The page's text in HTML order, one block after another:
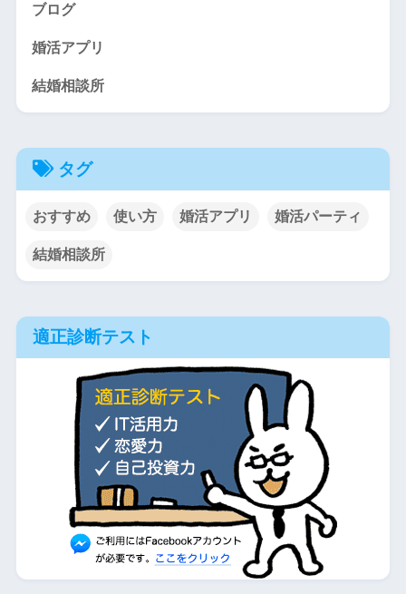
ブログ
婚活アプリ
結婚相談所
タグ
おすすめ 使い方 婚活アプリ 婚活パーティ
結婚相談所
適正診断テスト